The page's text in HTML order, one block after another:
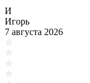
И
Игорь
7 августа 2026